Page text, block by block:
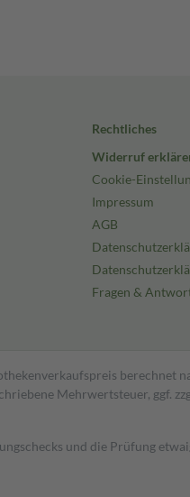
Rechtliches
Widerruf
Cookie-
Impressum
AGB
Fragen &
berechnet
Mehrwertsteuer, ggf.
und die Prüfung